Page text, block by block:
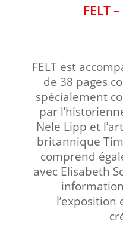
FELT
FELT est
de 38 pages
spécialement
par
Nele Lipp et
britannique
comprend
avec Elisabeth
l’exposition